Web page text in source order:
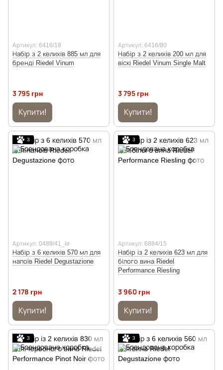
Артикул: 6416/18
Набір з 2 келихів 885 мл для
бренді Riedel Vinum
3 795 грн
Купити!
Артикул: 6416/80
Набір з 2 келихів 200 мл для
віскі Riedel Vinum Single Malt
3 795 грн
Купити!
3
Артикул: 0489/41_le
Набір з 6 келихів 570 мл для
напоїв Riedel Degustazione
2 178 грн
Купити!
3
Артикул: 6884/15
Набір із 2 келихів 623 мл для
білого вина Riedel
Performance Riesling
3 960 грн
Купити!
3 3